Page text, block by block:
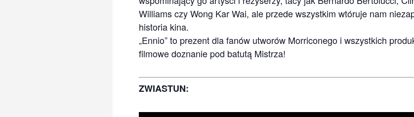
Williams czy Wong Kar Wai, ale przede wszystkim wtóruje nam
historia kina.
„Ennio” to prezent dla fanów utworów Morriconego i wszystkich
filmowe doznanie pod batutą Mistrza!
ZWIASTUN: